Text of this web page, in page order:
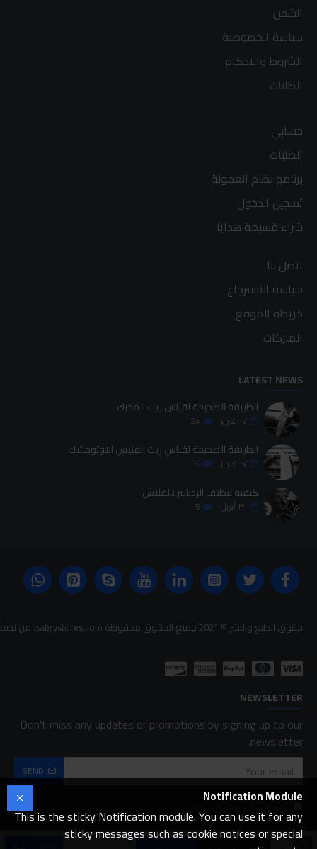
الشحن
سياسة الخصوصية
الشروط والاحكام
الطلبات
حسابي
الطلبات
برنامج نظام العمولة
تسجيل الدخول
شراء قسيمة هدايا
اتصل بنا
سياسة الاسترجاع
خريطة الموقع
الماركات
LATEST NEWS
الطريقة الصحيحة لقياس زيت المحرك
٠٧ فبراير 24
الطريقة الصحيحة لقياس زيت الفتيس الاوتوماتيك
٠٧ فبراير 6
كيفية تنظيف الردياتير بالفلاش
٣٠ أبريل 5
حقوق الطبع والنشر © 2021 جميع الحقوق محفوظة sabrystores.com. من تصميم-
NEWSLETTER
Don't miss any updates or promotions by signing up to our
newsletter.
SEND
لقد قرأت ووافقت على FAQ
Notification Module
This is the sticky Notification module. You can use it for any
sticky messages such as cookie notices or special